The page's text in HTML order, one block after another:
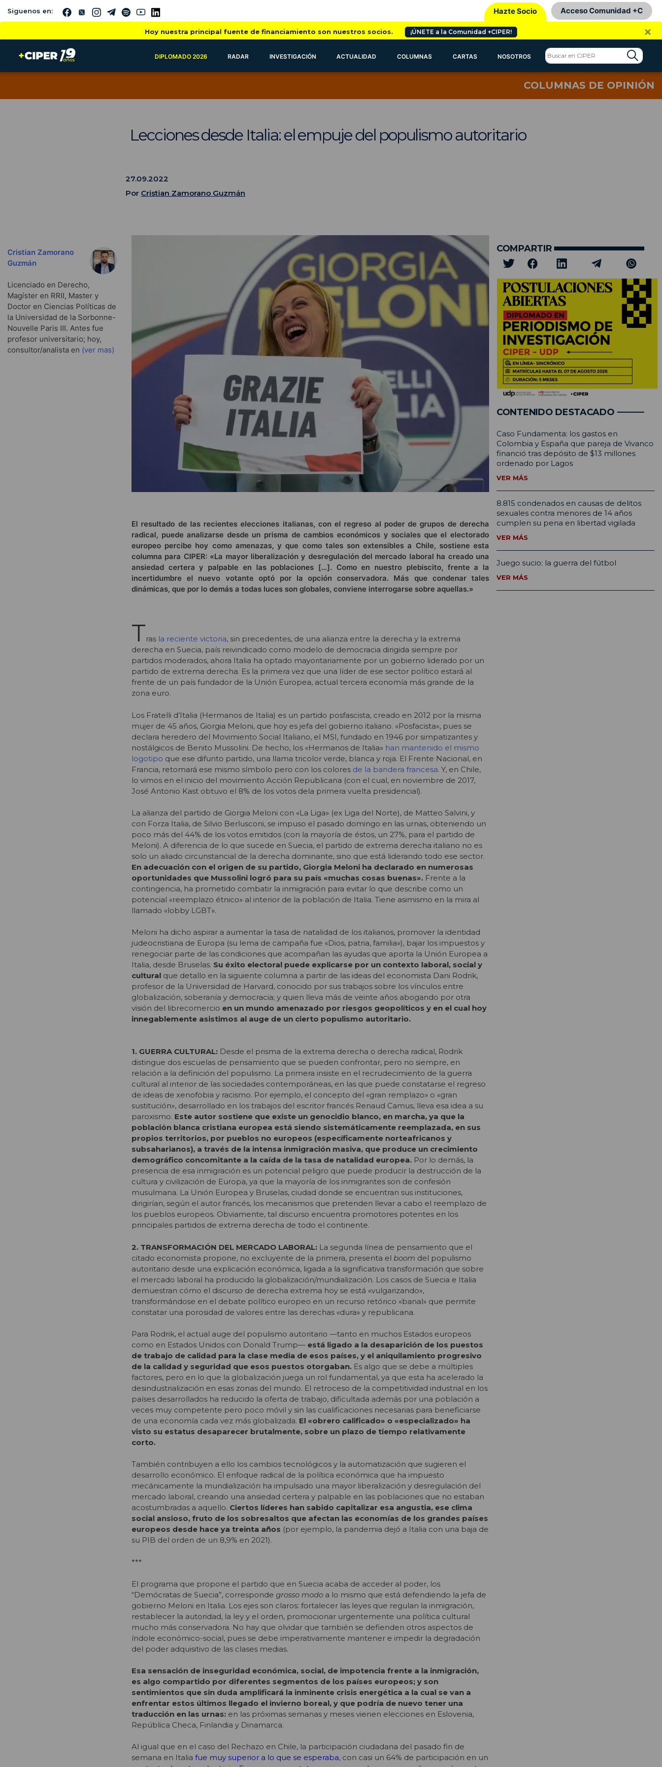
Siguenos en: Hazte Socio Acceso Comunidad +C
Hoy nuestra principal fuente de financiamiento son nuestros socios. ¡ÚNETE a la Comunidad +CIPER! ×
DIPLOMADO 2026 RADAR INVESTIGACIÓN ACTUALIDAD COLUMNAS CARTAS NOSOTROS
COLUMNAS DE OPINIÓN
Lecciones desde Italia: el empuje del populismo autoritario
27.09.2022
Por Cristian Zamorano Guzmán
Cristian Zamorano
Guzmán
Licenciado en Derecho,
Magíster en RRII, Master y
Doctor en Ciencias Políticas de
la Universidad de la Sorbonne-
Nouvelle Paris III. Antes fue
profesor universitario; hoy,
consultor/analista en (ver mas)
El resultado de las recientes elecciones italianas, con el regreso al poder de grupos de derecha
radical, puede analizarse desde un prisma de cambios económicos y sociales que el electorado
europeo percibe hoy como amenazas, y que como tales son extensibles a Chile, sostiene esta
columna para CIPER: «La mayor liberalización y desregulación del mercado laboral ha creado una
ansiedad certera y palpable en las poblaciones […]. Como en nuestro plebiscito, frente a la
incertidumbre el nuevo votante optó por la opción conservadora. Más que condenar tales
dinámicas, que por lo demás a todas luces son globales, conviene interrogarse sobre aquellas.»
Tras la reciente victoria, sin precedentes, de una alianza entre la derecha y la extrema
derecha en Suecia, país reivindicado como modelo de democracia dirigida siempre por
partidos moderados, ahora Italia ha optado mayoritariamente por un gobierno liderado por un
partido de extrema derecha. Es la primera vez que una líder de ese sector político estará al
frente de un país fundador de la Unión Europea, actual tercera economía más grande de la
zona euro.
Los Fratelli d’Italia (Hermanos de Italia) es un partido posfascista, creado en 2012 por la misma
mujer de 45 años, Giorgia Meloni, que hoy es jefa del gobierno italiano. «Posfacista», pues se
declara heredero del Movimiento Social Italiano, el MSI, fundado en 1946 por simpatizantes y
nostálgicos de Benito Mussolini. De hecho, los «Hermanos de Italia» han mantenido el mismo
logotipo que ese difunto partido, una llama tricolor verde, blanca y roja. El Frente Nacional, en
Francia, retomará ese mismo símbolo pero con los colores de la bandera francesa. Y, en Chile,
lo vimos en el inicio del movimiento Acción Republicana (con el cual, en noviembre de 2017,
José Antonio Kast obtuvo el 8% de los votos dela primera vuelta presidencial).
La alianza del partido de Giorgia Meloni con «La Liga» (ex Liga del Norte), de Matteo Salvini, y
con Forza Italia, de Silvio Berlusconi, se impuso el pasado domingo en las urnas, obteniendo un
poco más del 44% de los votos emitidos (con la mayoría de éstos, un 27%, para el partido de
Meloni). A diferencia de lo que sucede en Suecia, el partido de extrema derecha italiano no es
solo un aliado circunstancial de la derecha dominante, sino que está liderando todo ese sector.
En adecuación con el origen de su partido, Giorgia Meloni ha declarado en numerosas
oportunidades que Mussolini logró para su país «muchas cosas buenas». Frente a la
contingencia, ha prometido combatir la inmigración para evitar lo que describe como un
potencial «reemplazo étnico» al interior de la población de Italia. Tiene asimismo en la mira al
llamado «lobby LGBT».
Meloni ha dicho aspirar a aumentar la tasa de natalidad de los italianos, promover la identidad
judeocristiana de Europa (su lema de campaña fue «Dios, patria, familia»), bajar los impuestos y
renegociar parte de las condiciones que acompañan las ayudas que aporta la Unión Europea a
Italia, desde Bruselas. Su éxito electoral puede explicarse por un contexto laboral, social y
cultural que detallo en la siguiente columna a partir de las ideas del economista Dani Rodrik,
profesor de la Universidad de Harvard, conocido por sus trabajos sobre los vínculos entre
globalización, soberanía y democracia; y quien lleva más de veinte años abogando por otra
visión del librecomercio en un mundo amenazado por riesgos geopolíticos y en el cual hoy
innegablemente asistimos al auge de un cierto populismo autoritario.
1. GUERRA CULTURAL: Desde el prisma de la extrema derecha o derecha radical, Rodrik
distingue dos escuelas de pensamiento que se pueden confrontar, pero no siempre, en
relación a la definición del populismo. La primera insiste en el recrudecimiento de la guerra
cultural al interior de las sociedades contemporáneas, en las que puede constatarse el regreso
de ideas de xenofobia y racismo. Por ejemplo, el concepto del «gran remplazo» o «gran
sustitución», desarrollado en los trabajos del escritor francés Renaud Camus, lleva esa idea a su
paroxismo. Este autor sostiene que existe un genocidio blanco, en marcha, ya que la
población blanca cristiana europea está siendo sistemáticamente reemplazada, en sus
propios territorios, por pueblos no europeos (específicamente norteafricanos y
subsaharianos), a través de la intensa inmigración masiva, que produce un crecimiento
demográfico concomitante a la caída de la tasa de natalidad europea. Por lo demás, la
presencia de esa inmigración es un potencial peligro que puede producir la destrucción de la
cultura y civilización de Europa, ya que la mayoría de los inmigrantes son de confesión
musulmana. La Unión Europea y Bruselas, ciudad donde se encuentran sus instituciones,
dirigirían, según el autor francés, los mecanismos que pretenden llevar a cabo el reemplazo de
los pueblos europeos. Obviamente, tal discurso encuentra promotores potentes en los
principales partidos de extrema derecha de todo el continente.
2. TRANSFORMACIÓN DEL MERCADO LABORAL: La segunda línea de pensamiento que el
citado economista propone, no excluyente de la primera, presenta el boom del populismo
autoritario desde una explicación económica, ligada a la significativa transformación que sobre
el mercado laboral ha producido la globalización/mundialización. Los casos de Suecia e Italia
demuestran cómo el discurso de derecha extrema hoy se está «vulgarizando»,
transformándose en el debate político europeo en un recurso retórico «banal» que permite
constatar una porosidad de valores entre las derechas «dura» y republicana.
Para Rodrik, el actual auge del populismo autoritario —tanto en muchos Estados europeos
como en Estados Unidos con Donald Trump— está ligado a la desaparición de los puestos
de trabajo de calidad para la clase media de esos países, y el aniquilamiento progresivo
de la calidad y seguridad que esos puestos otorgaban. Es algo que se debe a múltiples
factores, pero en lo que la globalización juega un rol fundamental, ya que esta ha acelerado la
desindustrialización en esas zonas del mundo. El retroceso de la competitividad industrial en los
países desarrollados ha reducido la oferta de trabajo, dificultada además por una población a
veces muy competente pero poco móvil y sin las cualificaciones necesarias para beneficiarse
de una economía cada vez más globalizada. El «obrero calificado» o «especializado» ha
visto su estatus desaparecer brutalmente, sobre un plazo de tiempo relativamente
corto.
También contribuyen a ello los cambios tecnológicos y la automatización que sugieren el
desarrollo económico. El enfoque radical de la política económica que ha impuesto
mecánicamente la mundialización ha impulsado una mayor liberalización y desregulación del
mercado laboral, creando una ansiedad certera y palpable en las poblaciones que no estaban
acostumbradas a aquello. Ciertos líderes han sabido capitalizar esa angustia, ese clima
social ansioso, fruto de los sobresaltos que afectan las economías de los grandes países
europeos desde hace ya treinta años (por ejemplo, la pandemia dejó a Italia con una baja de
su PIB del orden de un 8,9% en 2021).
***
El programa que propone el partido que en Suecia acaba de acceder al poder, los
“Demócratas de Suecia”, corresponde grosso modo a lo mismo que está defendiendo la jefa de
gobierno Meloni en Italia. Los ejes son claros: fortalecer las leyes que regulan la inmigración,
restablecer la autoridad, la ley y el orden, promocionar urgentemente una política cultural
mucho más conservadora. No hay que olvidar que también se defienden otros aspectos de
índole económico-social, pues se debe imperativamente mantener e impedir la degradación
del poder adquisitivo de las clases medias.
Esa sensación de inseguridad económica, social, de impotencia frente a la inmigración,
es algo compartido por diferentes segmentos de los países europeos; y son
sentimientos que sin duda amplificará la inminente crisis energética a la cual se van a
enfrentar estos últimos llegado el invierno boreal, y que podría de nuevo tener una
traducción en las urnas: en las próximas semanas y meses vienen elecciones en Eslovenia,
República Checa, Finlandia y Dinamarca.
Al igual que en el caso del Rechazo en Chile, la participación ciudadana del pasado fin de
semana en Italia fue muy superior a lo que se esperaba, con casi un 64% de participación en un
COMPARTIR
CONTENIDO DESTACADO
Caso Fundamenta: los gastos en
Colombia y España que pareja de Vivanco
financió tras depósito de $13 millones
ordenado por Lagos
VER MÁS
8.815 condenados en causas de delitos
sexuales contra menores de 14 años
cumplen su pena en libertad vigilada
VER MÁS
Juego sucio: la guerra del fútbol
VER MÁS